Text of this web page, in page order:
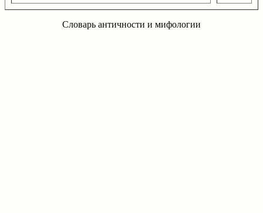
Словарь античности и мифологии